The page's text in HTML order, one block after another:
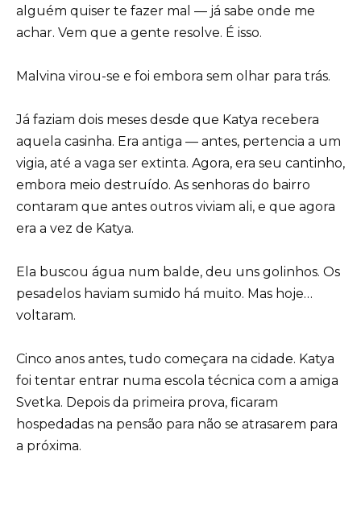
alguém quiser te fazer mal — já sabe onde me
achar. Vem que a gente resolve. É isso.
Malvina virou-se e foi embora sem olhar para trás.
Já faziam dois meses desde que Katya recebera
aquela casinha. Era antiga — antes, pertencia a um
vigia, até a vaga ser extinta. Agora, era seu cantinho,
embora meio destruído. As senhoras do bairro
contaram que antes outros viviam ali, e que agora
era a vez de Katya.
Ela buscou água num balde, deu uns golinhos. Os
pesadelos haviam sumido há muito. Mas hoje…
voltaram.
Cinco anos antes, tudo começara na cidade. Katya
foi tentar entrar numa escola técnica com a amiga
Svetka. Depois da primeira prova, ficaram
hospedadas na pensão para não se atrasarem para
a próxima.